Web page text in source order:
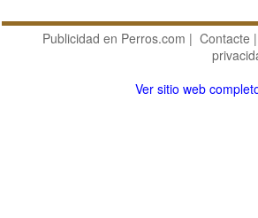
Publicidad en Perros.com | Contacte |
Ver sitio web